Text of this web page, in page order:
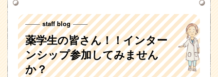
staff blog
薬学生の皆さん！！インター
ンシップ参加してみません
か？